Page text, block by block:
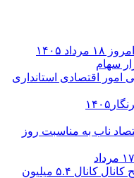
۱۴۰۵
امور اقتصادی استانداری
ناب به مناسبت روز
*رکوردشکنی تاریخی بورس با فتح کانال کانال ۵.۴ میلیون